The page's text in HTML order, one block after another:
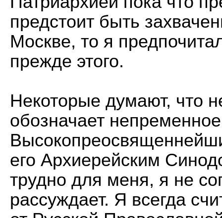
предстоит быть
Москве, то я
прежде этого.
Некоторые думают, что
обозначает
его Архиерейским
трудно для меня, я не
рассуждает. Я всегда